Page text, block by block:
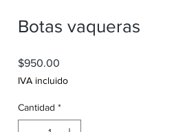
Botas vaqueras
$950.00
IVA incluido
Cantidad *